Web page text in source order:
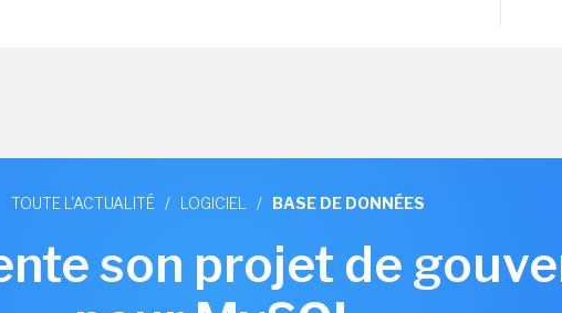
TOUTE L'ACTUALITÉ / LOGICIEL / BASE DE DONNÉES
son projet de